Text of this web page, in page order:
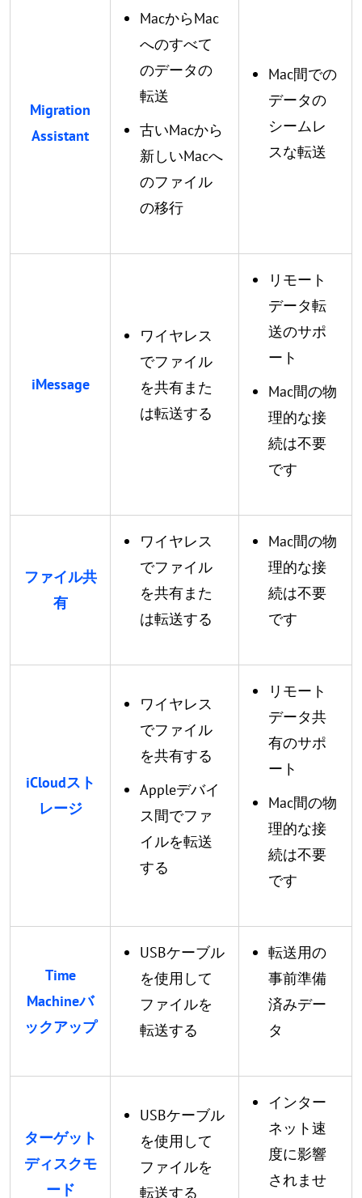
Migration
Assistant
MacからMac
へのすべて
のデータの
転送
古いMacから
新しいMacへ
のファイル
の移行
Mac間での
データの
シームレ
スな転送
iMessage
ワイヤレス
でファイル
を共有また
は転送する
リモート
データ転
送のサポ
ート
Mac間の物
理的な接
続は不要
です
ファイル共
有
ワイヤレス
でファイル
を共有また
は転送する
Mac間の物
理的な接
続は不要
です
iCloudスト
レージ
ワイヤレス
でファイル
を共有する
Appleデバイ
ス間でファ
イルを転送
する
リモート
データ共
有のサポ
ート
Mac間の物
理的な接
続は不要
です
Time
Machineバ
ックアップ
USBケーブル
を使用して
ファイルを
転送する
転送用の
事前準備
済みデー
タ
ターゲット
ディスクモ
ード
USBケーブル
を使用して
ファイルを
転送する
インター
ネット速
度に影響
されませ